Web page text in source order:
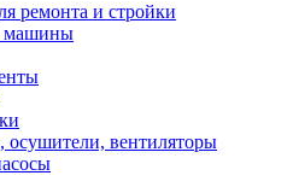
ремонта и стройки
машины
вентиляторы